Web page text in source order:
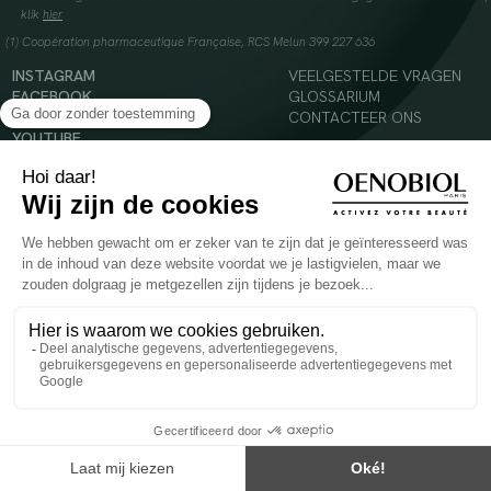
klik hier
(1) Coopération pharmaceutique Française, RCS Melun 399 227 636
INSTAGRAM
FACEBOOK
TIKTOK
YOUTUBE
VEELGESTELDE VRAGEN
GLOSSARIUM
CONTACTEER ONS
Voedingssupplement dat moet worden geconsumeerd als onderdeel van een gevarieerde,
evenwichtige voeding en een gezonde levensstijl. Aanbevolen dagelijkse dosis niet
overschrijden. Enkel voor volwassenen, buiten het bereik van kinderen houden.